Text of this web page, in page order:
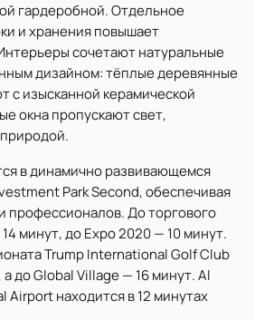
гардеробной. Отдельное
и хранения повышает
сочетают натуральные
дизайном: тёплые деревянные
с изысканной керамической
окна пропускают свет,
в динамично развивающемся
Park Second, обеспечивая
профессионалов. До торгового
минут, до Expo 2020 — 10 минут.
Trump International Golf Club
до Global Village — 16 минут. Al
находится в 12 минутах